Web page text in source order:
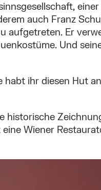
auch Franz
aufgetreten. Er
Und
habt ihr diesen Hut
historische
eine Wiener